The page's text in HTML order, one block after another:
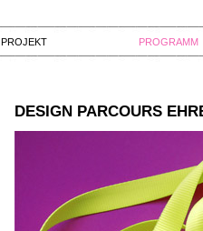
PROJEKT PROGRAMM
DESIGN PARCOURS